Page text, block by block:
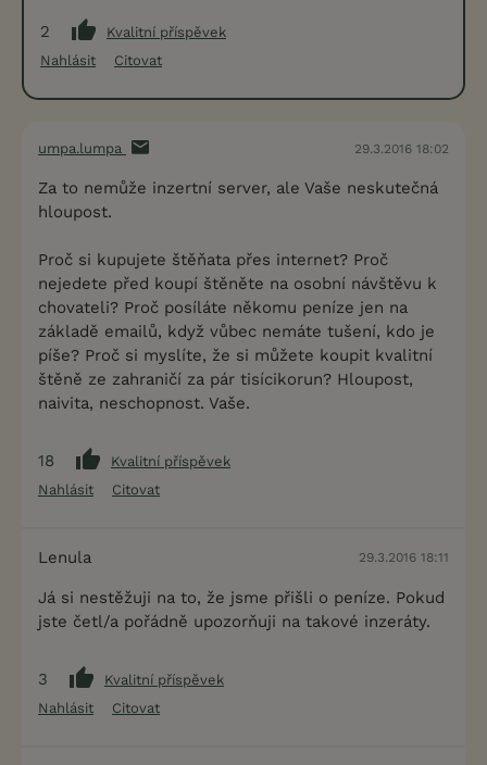
2
Kvalitní příspěvek
Nahlásit
Citovat
umpa.lumpa 29.3.2016 18:02
Za to nemůže inzertní server, ale Vaše neskutečná
hloupost.
Proč si kupujete štěňata přes internet? Proč
nejedete před koupí štěněte na osobní návštěvu k
chovateli? Proč posíláte někomu peníze jen na
základě emailů, když vůbec nemáte tušení, kdo je
píše? Proč si myslíte, že si můžete koupit kvalitní
štěně ze zahraničí za pár tisícikorun? Hloupost,
naivita, neschopnost. Vaše.
18
Kvalitní příspěvek
Nahlásit
Citovat
Lenula 29.3.2016 18:11
Já si nestěžuji na to, že jsme přišli o peníze. Pokud
jste četl/a pořádně upozorňuji na takové inzeráty.
3
Kvalitní příspěvek
Nahlásit
Citovat